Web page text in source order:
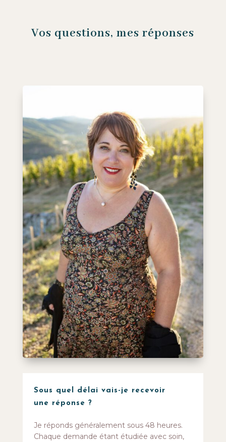
Vos questions, mes réponses
Sous quel délai vais-je recevoir
une réponse ?
Je réponds généralement sous 48 heures.
Chaque demande étant étudiée avec soin,